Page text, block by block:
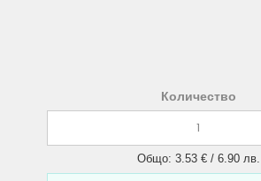
Количество
Общо: 3.53 € / 6.90 лв.